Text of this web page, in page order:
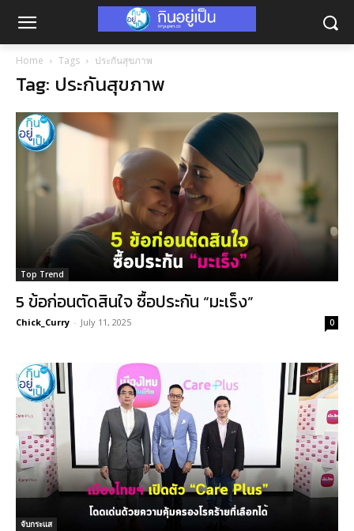
Home Tags ประกันสุขภาพ
Tag: ประกันสุขภาพ
Top Trend
5 ข้อก่อนตัดสินใจ ซื้อประกัน “มะเร็ง”
Chick_Curry - July 11, 2025 0
จับกระแส